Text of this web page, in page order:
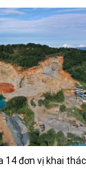
14 đơn vị khai